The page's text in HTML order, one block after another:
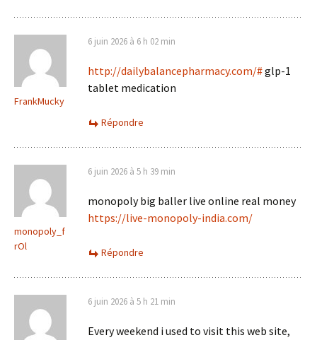
FrankMucky
6 juin 2026 à 6 h 02 min
http://dailybalancepharmacy.com/#glp-1
tablet medication
Répondre
monopoly_f
rOl
6 juin 2026 à 5 h 39 min
monopoly big baller live online real money
https://live-monopoly-india.com/
Répondre
6 juin 2026 à 5 h 21 min
Every weekend i used to visit this web site,